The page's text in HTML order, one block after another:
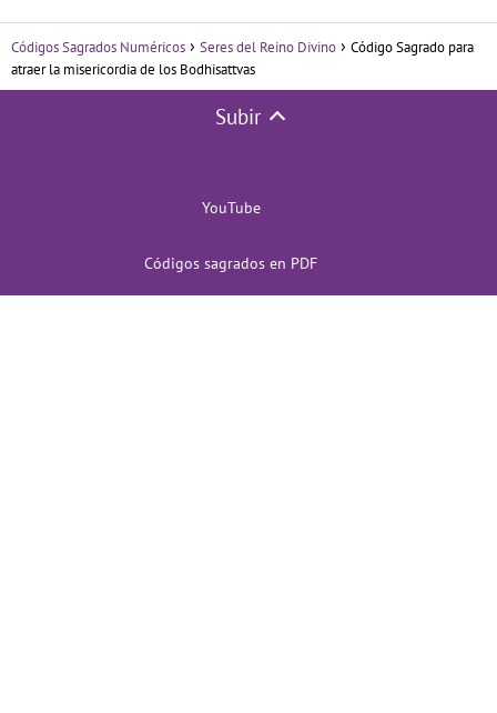
Códigos Sagrados Numéricos Seres del Reino Divino
Código Sagrado para
atraer la misericordia de los Bodhisattvas
Subir
YouTube
Códigos sagrados en PDF